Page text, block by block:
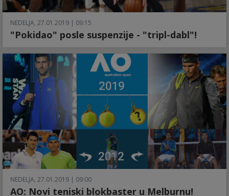
NEDELJA, 27.01.2019 | 09:15
"Pokidao" posle suspenzije - "tripl-dabl"!
NEDELJA, 27.01.2019 | 09:00
AO: Novi teniski blokbaster u Melburnu!